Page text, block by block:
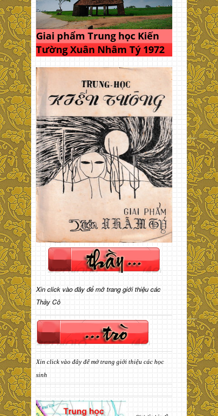
Giai phẩm Trung học Kiến
Tường Xuân Nhâm Tý 1972
Xin click vào đây để mở trang giới thiệu các
Thầy Cô
Xin click vào đây để mở trang giới thiệu các học
sinh